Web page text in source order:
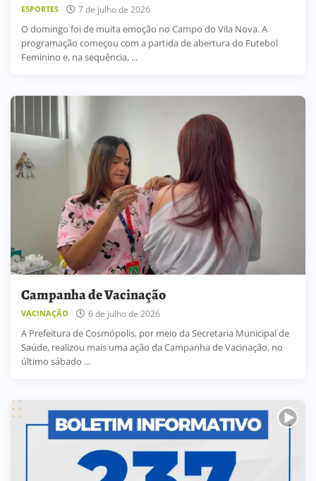
ESPORTES 7 de julho de 2026
O domingo foi de muita emoção no Campo do Vila Nova. A
programação começou com a partida de abertura do Futebol
Feminino e, na sequência, ...
Campanha de Vacinação
VACINAÇÃO 6 de julho de 2026
A Prefeitura de Cosmópolis, por meio da Secretaria Municipal de
Saúde, realizou mais uma ação da Campanha de Vacinação, no
último sábado ...